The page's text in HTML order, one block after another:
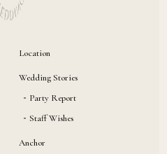
Location
Wedding Stories
Party Report
Staff Wishes
Anchor